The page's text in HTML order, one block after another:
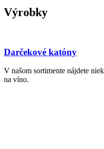
Výrobky
Darčekové katóny
V našom sortimente nájdete
na víno.